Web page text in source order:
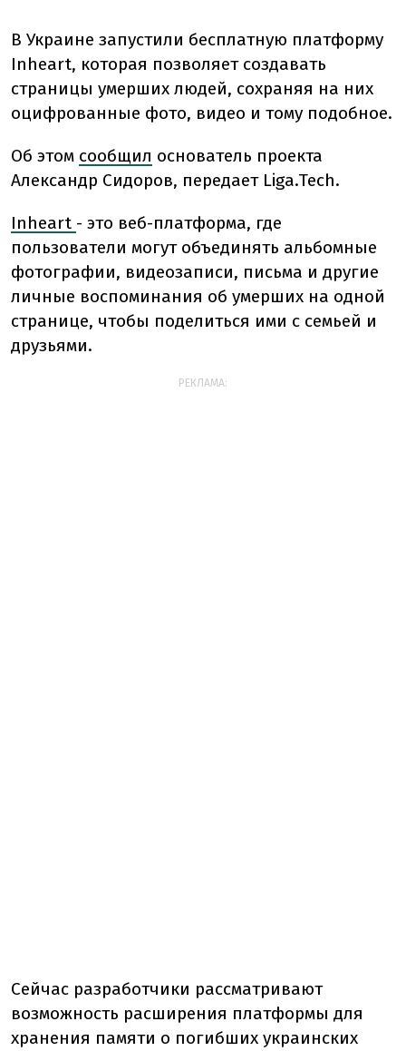
В Украине запустили бесплатную платформу
Inheart, которая позволяет создавать
страницы умерших людей, сохраняя на них
оцифрованные фото, видео и тому подобное.
Об этом сообщил основатель проекта
Александр Сидоров, передает Liga.Tech.
Inheart - это веб-платформа, где
пользователи могут объединять альбомные
фотографии, видеозаписи, письма и другие
личные воспоминания об умерших на одной
странице, чтобы поделиться ими с семьей и
друзьями.
РЕКЛАМА:
Сейчас разработчики рассматривают
возможность расширения платформы для
хранения памяти о погибших украинских